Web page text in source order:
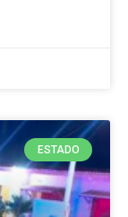
ESTADO